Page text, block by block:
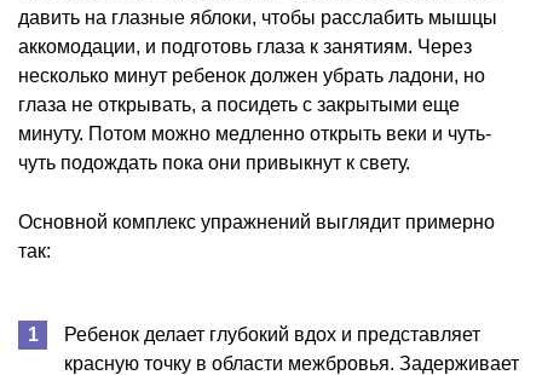
давить на глазные яблоки, чтобы расслабить мышцы
аккомодации, и подготовь глаза к занятиям. Через
несколько минут ребенок должен убрать ладони, но
глаза не открывать, а посидеть с закрытыми еще
минуту. Потом можно медленно открыть веки и чуть-
чуть подождать пока они привыкнут к свету.
Основной комплекс упражнений выглядит примерно
так:
Ребенок делает глубокий вдох и представляет
красную точку в области межбровья. Задерживает